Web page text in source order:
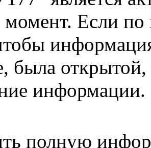
Если
была открытой,
информации.
полную